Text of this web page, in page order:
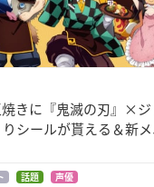
きに『鬼滅の刃』×ジ
シールが貰える＆新
話題 声優